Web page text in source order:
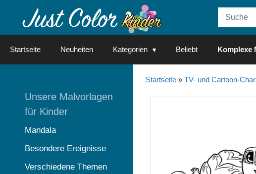
Startseite Neuheiten Kategorien Beliebt Komplexe
Startseite» TV- und Cartoon-
Unsere Malvorlagen
für Kinder
Mandala
Besondere Ereignisse
Verschiedene Themen